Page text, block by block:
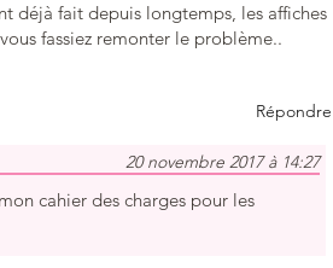
déjà fait depuis longtemps, les affiches
fassiez remonter le problème..
Répondre
20 novembre 2017 à 14:27
cahier des charges pour les